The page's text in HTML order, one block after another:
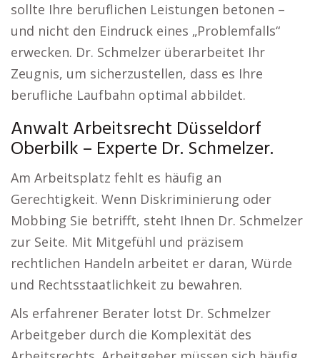
sollte Ihre beruflichen Leistungen betonen –
und nicht den Eindruck eines „Problemfalls“
erwecken. Dr. Schmelzer überarbeitet Ihr
Zeugnis, um sicherzustellen, dass es Ihre
berufliche Laufbahn optimal abbildet.
Anwalt Arbeitsrecht Düsseldorf
Oberbilk – Experte Dr. Schmelzer.
Am Arbeitsplatz fehlt es häufig an
Gerechtigkeit. Wenn Diskriminierung oder
Mobbing Sie betrifft, steht Ihnen Dr. Schmelzer
zur Seite. Mit Mitgefühl und präzisem
rechtlichen Handeln arbeitet er daran, Würde
und Rechtsstaatlichkeit zu bewahren.
Als erfahrener Berater lotst Dr. Schmelzer
Arbeitgeber durch die Komplexität des